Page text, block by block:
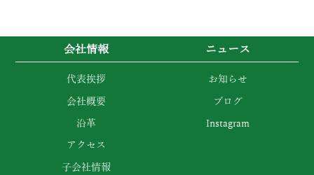
会社情報
代表挨拶
会社概要
沿革
アクセス
子会社情報
ニュース
お知らせ
ブログ
Instagram